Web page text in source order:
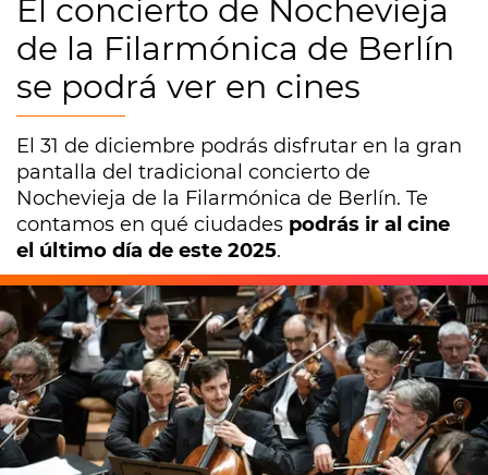
El concierto de Nochevieja
de la Filarmónica de Berlín
se podrá ver en cines
El 31 de diciembre podrás disfrutar en la gran
pantalla del tradicional concierto de
Nochevieja de la Filarmónica de Berlín. Te
contamos en qué ciudades podrás ir al cine
el último día de este 2025.